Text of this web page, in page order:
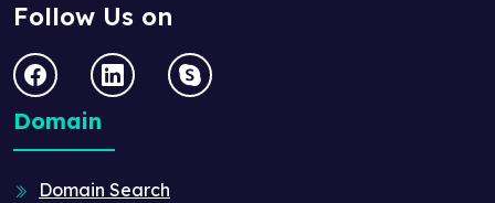
Follow Us on
Domain
Domain Search